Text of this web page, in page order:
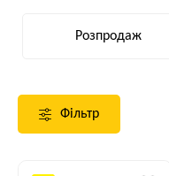
Розпродаж
Фільтр